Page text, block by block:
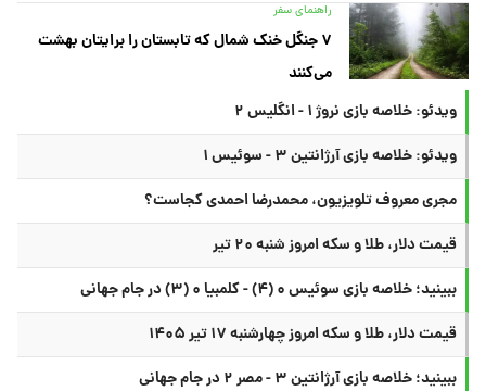
راهنمای سفر
۷ جنگل خنک شمال که تابستان را برایتان بهشت
می‌کنند
ویدئو: خلاصه بازی نروژ ۱ - انگلیس ۲
ویدئو: خلاصه بازی آرژانتین ۳ - سوئیس ۱
مجری معروف تلویزیون، محمدرضا احمدی کجاست؟
قیمت دلار، طلا و سکه امروز شنبه ۲۰ تیر
ببینید؛ خلاصه بازی سوئیس ۰ (۴) - کلمبیا ۰ (۳) در جام جهانی
قیمت دلار، طلا و سکه امروز چهارشنبه ۱۷ تیر ۱۴۰۵
ببینید؛ خلاصه بازی آرژانتین ۳ - مصر ۲ در جام جهانی